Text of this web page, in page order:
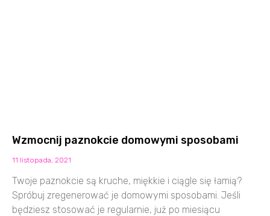
Wzmocnij paznokcie domowymi sposobami
11 listopada, 2021
Twoje paznokcie są kruche, miękkie i ciągle się łamią?
Spróbuj zregenerować je domowymi sposobami. Jeśli
będziesz stosować je regularnie, już po miesiącu